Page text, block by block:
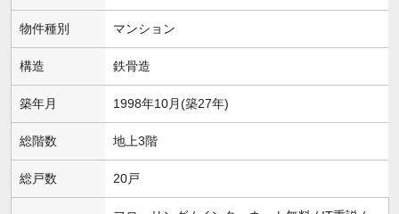
物件種別 マンション
構造 鉄骨造
築年月 1998年10月(築27年)
総階数 地上3階
総戸数 20戸